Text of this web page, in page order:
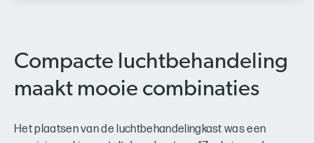
Compacte luchtbehandeling
maakt mooie combinaties
Het plaatsen van de luchtbehandelingkast was een